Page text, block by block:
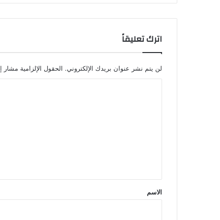
اترك تعليقاً
لن يتم نشر عنوان بريدك الإلكتروني. الحقول الإلزامية مشار
*
الاسم